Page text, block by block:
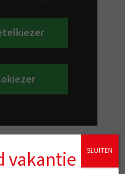
vakantie SLUITEN